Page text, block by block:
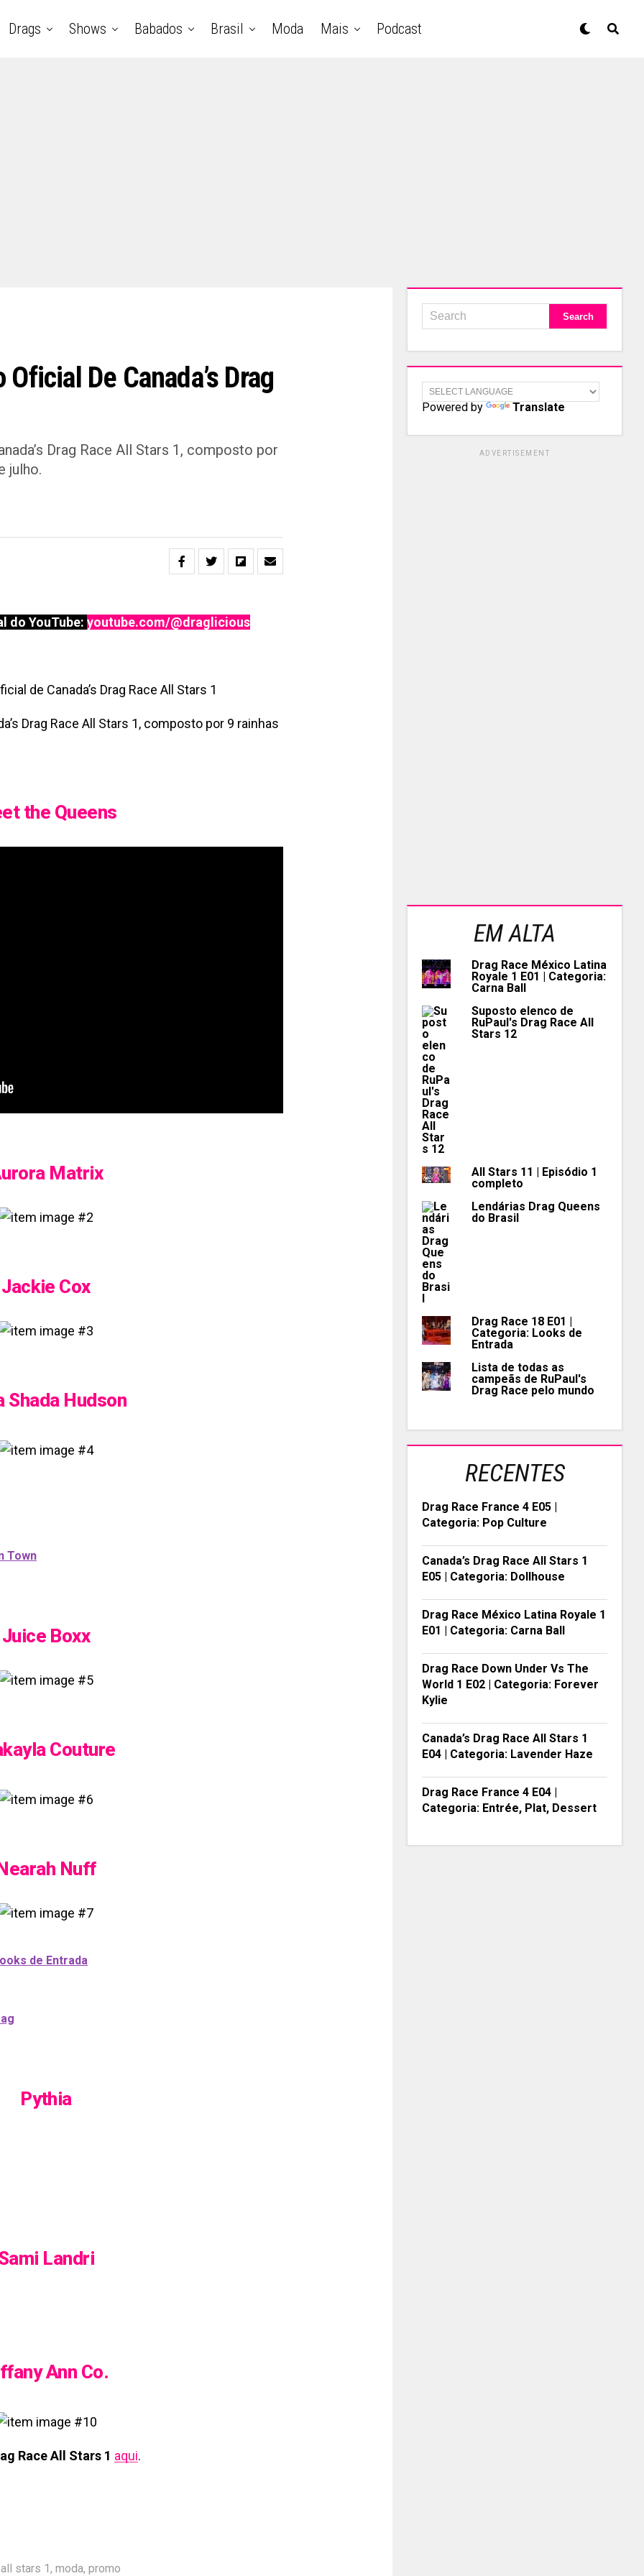
Drags Shows Babados Brasil Moda Mais Podcast
De Canada’s Drag
Drag Race All Stars 1, composto por
julho.
do YouTube: youtube.com/@draglicious
Drag Race All Stars 1, composto por 9 rainhas
the Queens
Matrix
Jackie Cox
Shada Hudson
Town
Juice Boxx
Couture
Nuff
de Entrada
Pythia
Landri
Ann Co.
Race All Stars 1 aqui.
stars 1 , moda, promo
Powered by Translate
ADVERTISEMENT
EM ALTA
Drag Race México Latina
Royale 1 E01 | Categoria:
Carna Ball
Suposto elenco de
RuPaul's Drag Race All
Stars 12
All Stars 11 | Episódio 1
completo
Lendárias Drag Queens
do Brasil
Drag Race 18 E01 |
Categoria: Looks de
Entrada
Lista de todas as
campeãs de RuPaul's
Drag Race pelo mundo
RECENTES
Drag Race France 4 E05 |
Categoria: Pop Culture
Canada’s Drag Race All Stars 1
E05 | Categoria: Dollhouse
Drag Race México Latina Royale 1
E01 | Categoria: Carna Ball
Drag Race Down Under Vs The
World 1 E02 | Categoria: Forever
Kylie
Canada’s Drag Race All Stars 1
E04 | Categoria: Lavender Haze
Drag Race France 4 E04 |
Categoria: Entrée, Plat, Dessert